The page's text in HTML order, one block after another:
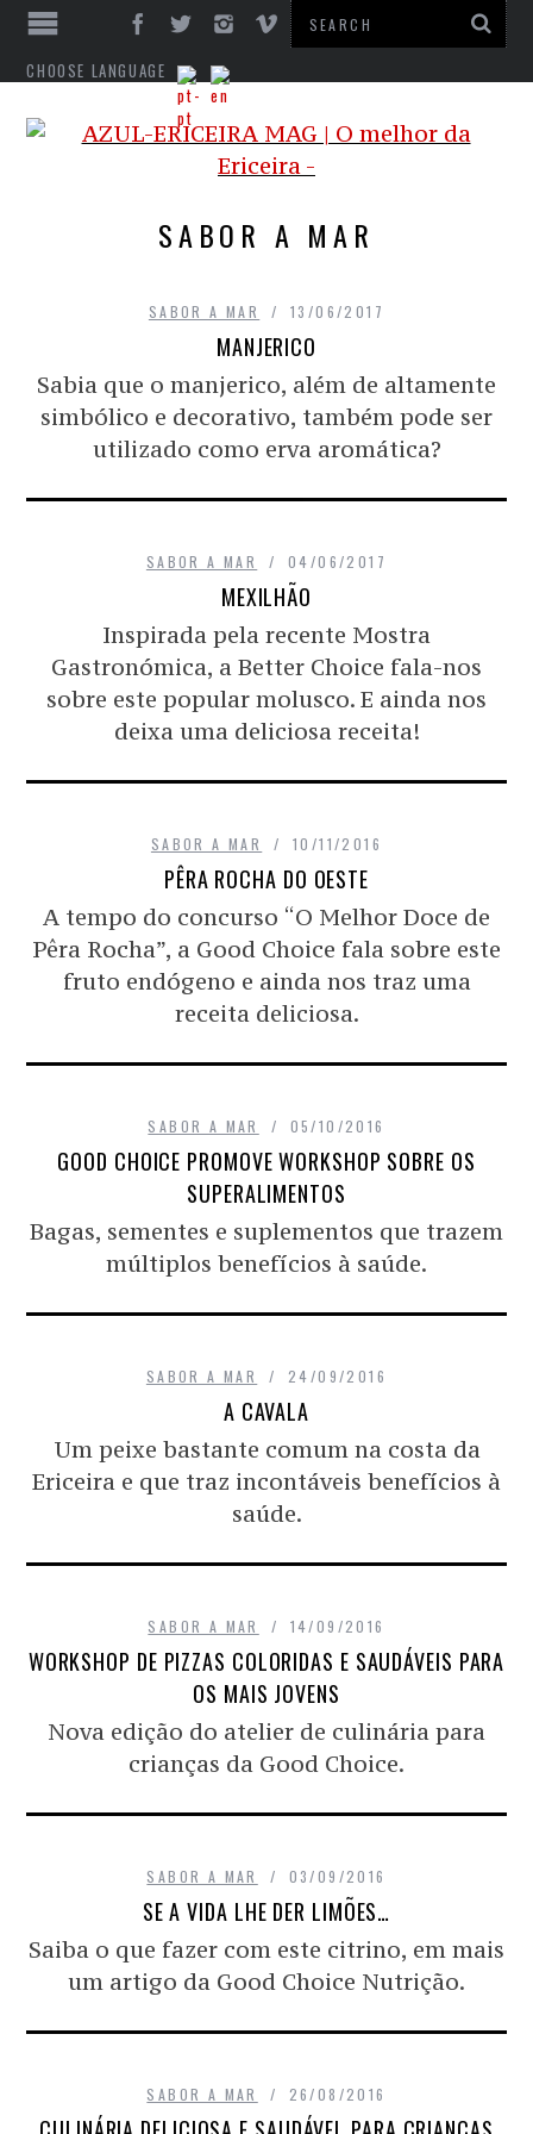
CHOOSE LANGUAGE
SABOR A MAR
SABOR A MAR 13/06/2017
MANJERICO
Sabia que o manjerico, além de altamente
simbólico e decorativo, também pode ser
utilizado como erva aromática?
SABOR A MAR 04/06/2017
MEXILHÃO
Inspirada pela recente Mostra
Gastronómica, a Better Choice fala-nos
sobre este popular molusco. E ainda nos
deixa uma deliciosa receita!
SABOR A MAR 10/11/2016
PÊRA ROCHA DO OESTE
A tempo do concurso “O Melhor Doce de
Pêra Rocha”, a Good Choice fala sobre este
fruto endógeno e ainda nos traz uma
receita deliciosa.
SABOR A MAR 05/10/2016
GOOD CHOICE PROMOVE WORKSHOP SOBRE OS
SUPERALIMENTOS
Bagas, sementes e suplementos que trazem
múltiplos benefícios à saúde.
SABOR A MAR 24/09/2016
A CAVALA
Um peixe bastante comum na costa da
Ericeira e que traz incontáveis benefícios à
saúde.
SABOR A MAR 14/09/2016
WORKSHOP DE PIZZAS COLORIDAS E SAUDÁVEIS PARA
OS MAIS JOVENS
Nova edição do atelier de culinária para
crianças da Good Choice.
SABOR A MAR 03/09/2016
SE A VIDA LHE DER LIMÕES…
Saiba o que fazer com este citrino, em mais
um artigo da Good Choice Nutrição.
SABOR A MAR 26/08/2016